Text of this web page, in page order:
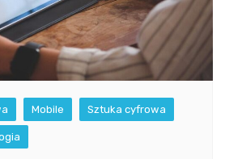
Mobile Sztuka cyfrowa